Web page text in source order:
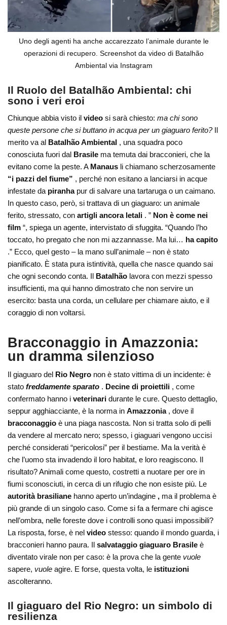
Uno degli agenti ha anche accarezzato l’animale durante le
operazioni di recupero. Screenshot da video di Batalhão
Ambiental via Instagram
Il Ruolo del Batalhão Ambiental: chi
sono i veri eroi
Chiunque abbia visto ilvideo si sarà chiesto:ma chi sono
queste persone che si buttano in acqua per un giaguaro ferito?Il
merito va al Batalhão Ambiental , una squadra poco
conosciuta fuori dal Brasile ma temuta dai bracconieri, che la
evitano come la peste. A Manaus li chiamano scherzosamente
“i pazzi del fiume” , perché non esitano a lanciarsi in acque
infestate da piranhapur di salvare una tartaruga o un caimano.
In questo caso, però, si trattava di un giaguaro: un animale
ferito, stressato, conartigli ancora letali . ” Non è come nei
film “, spiega un agente, intervistato di sfuggita. “Quando l’ho
toccato, ho pregato che non mi azzannasse. Ma lui… ha capito
.” Ecco, quel gesto – la mano sull’animale – non è stato
pianificato. È stata pura istintività, quella che nasce quando sai
che ogni secondo conta. Il Batalhão lavora con mezzi spesso
insufficienti, ma qui hanno dimostrato che non servire un
esercito: basta una corda, un cellulare per chiamare aiuto, e il
coraggio di non voltarsi.
Bracconaggio in Amazzonia:
un dramma silenzioso
Il giaguaro del Rio Negro non è stato vittima di un incidente: è
statofreddamente sparato . Decine di proiettili , come
confermato hanno iveterinari durante le cure. Questo dettaglio,
seppur agghiacciante, è la norma inAmazzonia, dove il
bracconaggio è una piaga nascosta. Non si tratta solo di pelli
da vendere al mercato nero; spesso, i giaguari vengono uccisi
perché considerati “pericolosi” per il bestiame. Ma la verità è
che l’uomo sta invadendo il loro habitat, e loro reagiscono. Il
risultato? Animali come questo, costretti a nuotare per ore in
fiumi sconosciuti, in cerca di un rifugio che non esiste più. Le
autorità brasiliane hanno aperto un’indagine , ma il problema è
più grande di un singolo caso. Come si fa a fermare chi agisce
nell’ombra, nelle foreste dove i controlli sono quasi impossibili?
La risposta, forse, è nelvideo stesso: quando il mondo guarda, i
bracconieri hanno paura. Ilsalvataggio giaguaro Brasile è
diventato virale non per caso: è la prova che la gente vuole
sapere, vuole agire. E forse, questa volta, le istituzioni
ascolteranno.
Il giaguaro del Rio Negro: un simbolo di
resilienza